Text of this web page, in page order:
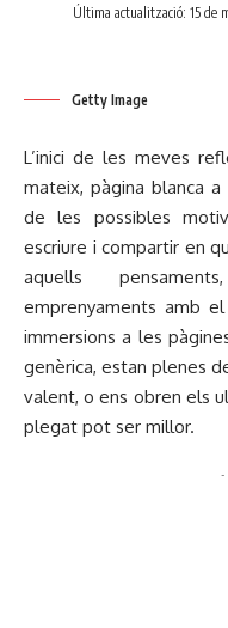
Última actualització: 15 de
Getty Image
L’inici de les meves
mateix, pàgina blanca
de les possibles
escriure i compartir en
aquells
emprenyaments amb
immersions a les
genèrica, estan plenes
valent, o ens obren els
plegat pot ser millor.
-